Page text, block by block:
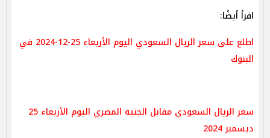
اقرأ أيضًا:
اطلع على سعر الريال السعودي اليوم الأربعاء 25-12-2024 في
البنوك
سعر الريال السعودي مقابل الجنيه المصري اليوم الأربعاء 25
ديسمبر 2024